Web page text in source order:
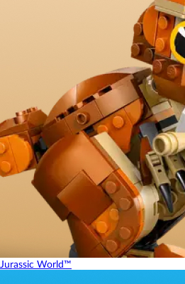
Jurassic World™